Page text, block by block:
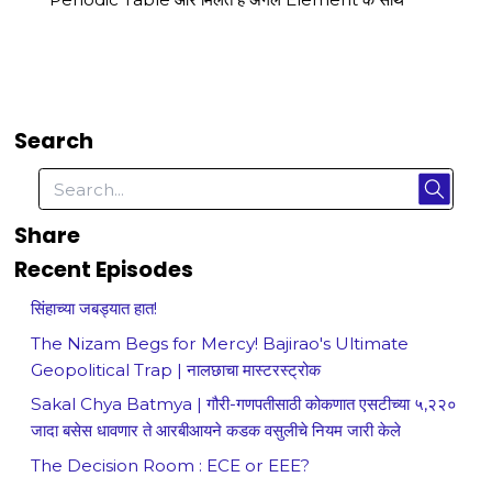
Search
Share
Recent Episodes
सिंहाच्या जबड्यात हात!
The Nizam Begs for Mercy! Bajirao's Ultimate
Geopolitical Trap | नालछाचा मास्टरस्ट्रोक
Sakal Chya Batmya | गौरी-गणपतीसाठी कोकणात एसटीच्या ५,२२०
जादा बसेस धावणार ते आरबीआयने कडक वसुलीचे नियम जारी केले
The Decision Room : ECE or EEE?